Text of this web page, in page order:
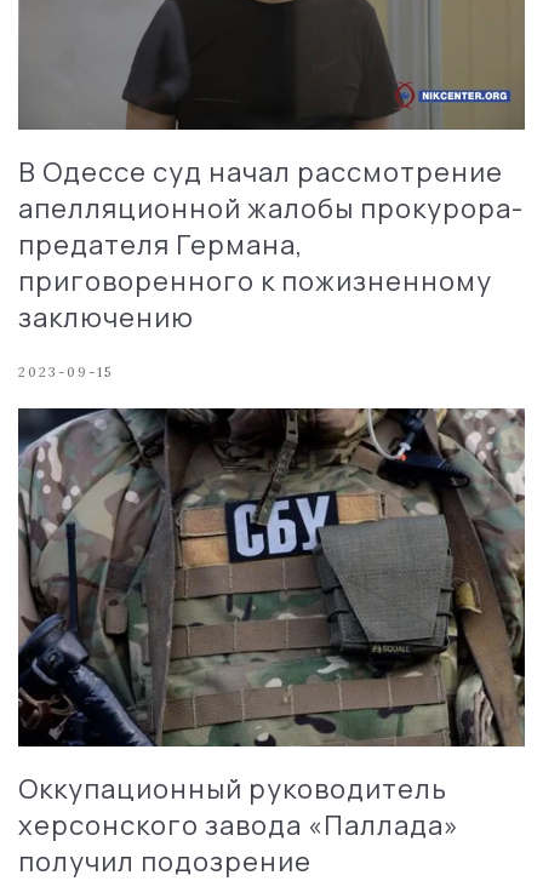
В Одессе суд начал рассмотрение
апелляционной жалобы прокурора-
предателя Германа,
приговоренного к пожизненному
заключению
2023-09-15
Оккупационный руководитель
херсонского завода «Паллада»
получил подозрение